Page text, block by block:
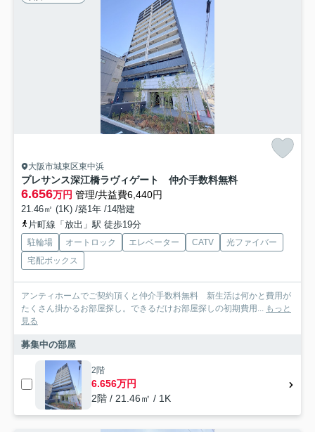
大阪市城東区東中浜
プレサンス深江橋ラヴィゲート 仲介手数料無料
6.656万円 管理/共益費6,440円
21.46㎡ (1K) /築1年 /14階建
片町線「放出」駅 徒歩19分
駐輪場 オートロック エレベーター CATV
光ファイバー
宅配ボックス
アンティホームでご契約頂くと仲介手数料無料 新生活は何かと費用が
たくさん掛かるお部屋探し。できるだけお部屋探しの初期費用... もっと
見る
募集中の部屋
2階
6.656万円
2階 / 21.46㎡ / 1K